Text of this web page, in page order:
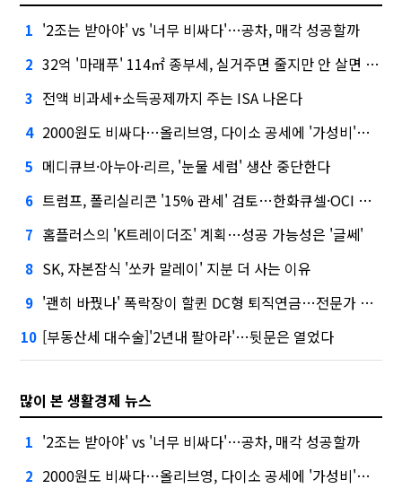
1 '2조는 받아야' vs '너무 비싸다'…공차, 매각 성공할까
2 32억 '마래푸' 114㎡ 종부세, 실거주면 줄지만 안 살면 2.5배
3 전액 비과세+소득공제까지 주는 ISA 나온다
4 2000원도 비싸다…올리브영, 다이소 공세에 '가성비'로 맞불
5 메디큐브·아누아·리르, '눈물 세럼' 생산 중단한다
6 트럼프, 폴리실리콘 '15% 관세' 검토…한화큐셀·OCI 영향은?
7 홈플러스의 'K트레이더조' 계획…성공 가능성은 '글쎄'
8 SK, 자본잠식 '쏘카 말레이' 지분 더 사는 이유
9 '괜히 바꿨나' 폭락장이 할퀸 DC형 퇴직연금…전문가 조언은
10 [부동산세 대수술]'2년내 팔아라'…뒷문은 열었다
많이 본 생활경제 뉴스
1 '2조는 받아야' vs '너무 비싸다'…공차, 매각 성공할까
2 2000원도 비싸다…올리브영, 다이소 공세에 '가성비'로 맞불